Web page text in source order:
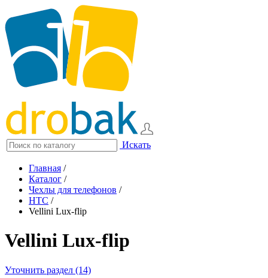
Искать
Главная /
Каталог /
Чехлы для телефонов /
HTC /
Vellini Lux-flip
Vellini Lux-flip
Уточнить раздел (14)